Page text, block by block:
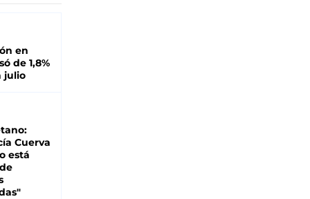
en
de 1,8%
julio
Cuerva
está